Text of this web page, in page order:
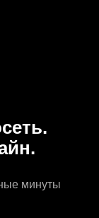
минуты